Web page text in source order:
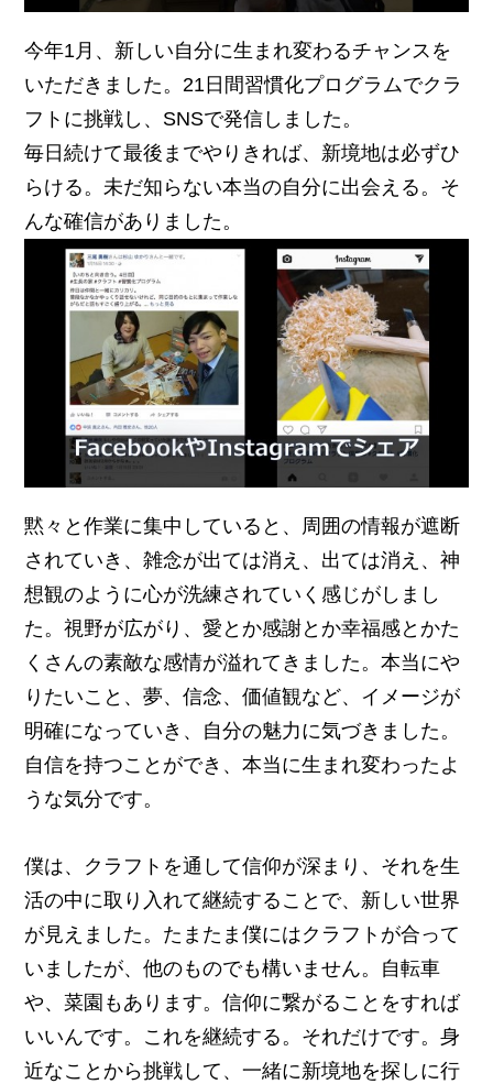
今年1月、新しい自分に生まれ変わるチャンスを
いただきました。21日間習慣化プログラムでクラ
フトに挑戦し、SNSで発信しました。
毎日続けて最後までやりきれば、新境地は必ずひ
らける。未だ知らない本当の自分に出会える。そ
んな確信がありました。
黙々と作業に集中していると、周囲の情報が遮断
されていき、雑念が出ては消え、出ては消え、神
想観のように心が洗練されていく感じがしまし
た。視野が広がり、愛とか感謝とか幸福感とかた
くさんの素敵な感情が溢れてきました。本当にや
りたいこと、夢、信念、価値観など、イメージが
明確になっていき、自分の魅力に気づきました。
自信を持つことができ、本当に生まれ変わったよ
うな気分です。
僕は、クラフトを通して信仰が深まり、それを生
活の中に取り入れて継続することで、新しい世界
が見えました。たまたま僕にはクラフトが合って
いましたが、他のものでも構いません。自転車
や、菜園もあります。信仰に繋がることをすれば
いいんです。これを継続する。それだけです。身
近なことから挑戦して、一緒に新境地を探しに行